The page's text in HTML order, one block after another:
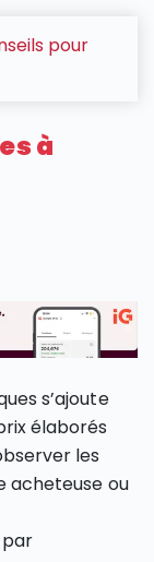
pour
à
s’ajoute
élaborés
les
acheteuse ou